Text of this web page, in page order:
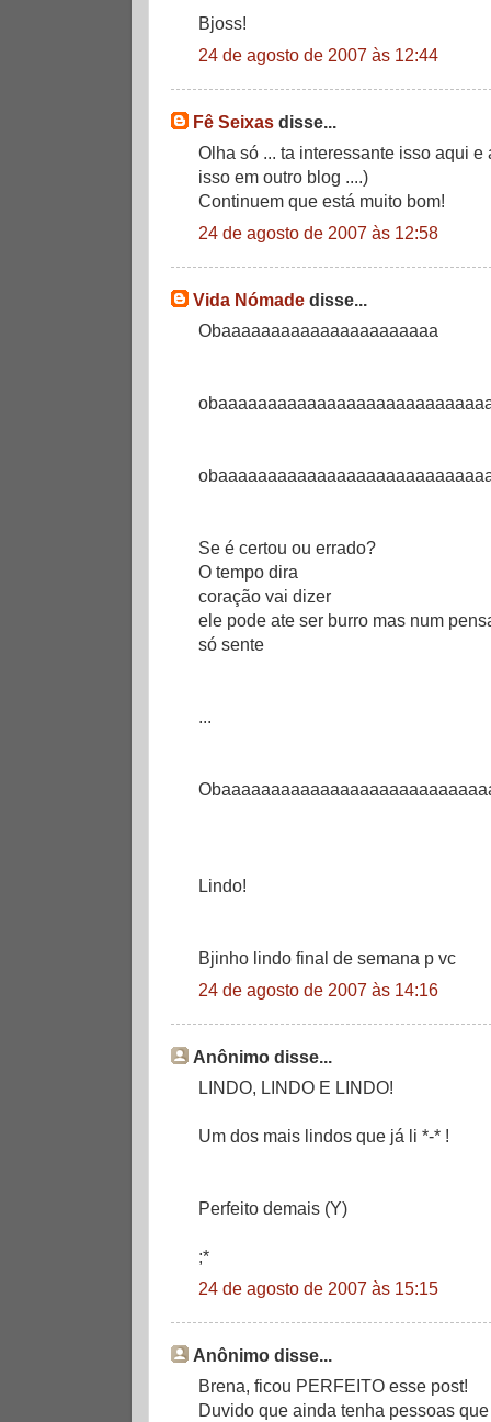
Bjoss!
24 de agosto de 2007 às 12:44
Fê Seixas disse...
Olha só ... ta interessante isso aqui
isso em outro blog ....)
Continuem que está muito bom!
24 de agosto de 2007 às 12:58
Vida Nómade disse...
Obaaaaaaaaaaaaaaaaaaaaaa
Se é certou ou errado?
O tempo dira
coração vai dizer
ele pode ate ser burro mas num
só sente
...
Lindo!
Bjinho lindo final de semana p vc
24 de agosto de 2007 às 14:16
Anônimo disse...
LINDO, LINDO E LINDO!
Um dos mais lindos que já li *-* !
Perfeito demais (Y)
;*
24 de agosto de 2007 às 15:15
Anônimo disse...
Brena, ficou PERFEITO esse post!
Duvido que ainda tenha pessoas